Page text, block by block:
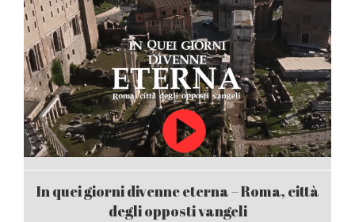
In quei giorni divenne eterna – Roma, città
degli opposti vangeli